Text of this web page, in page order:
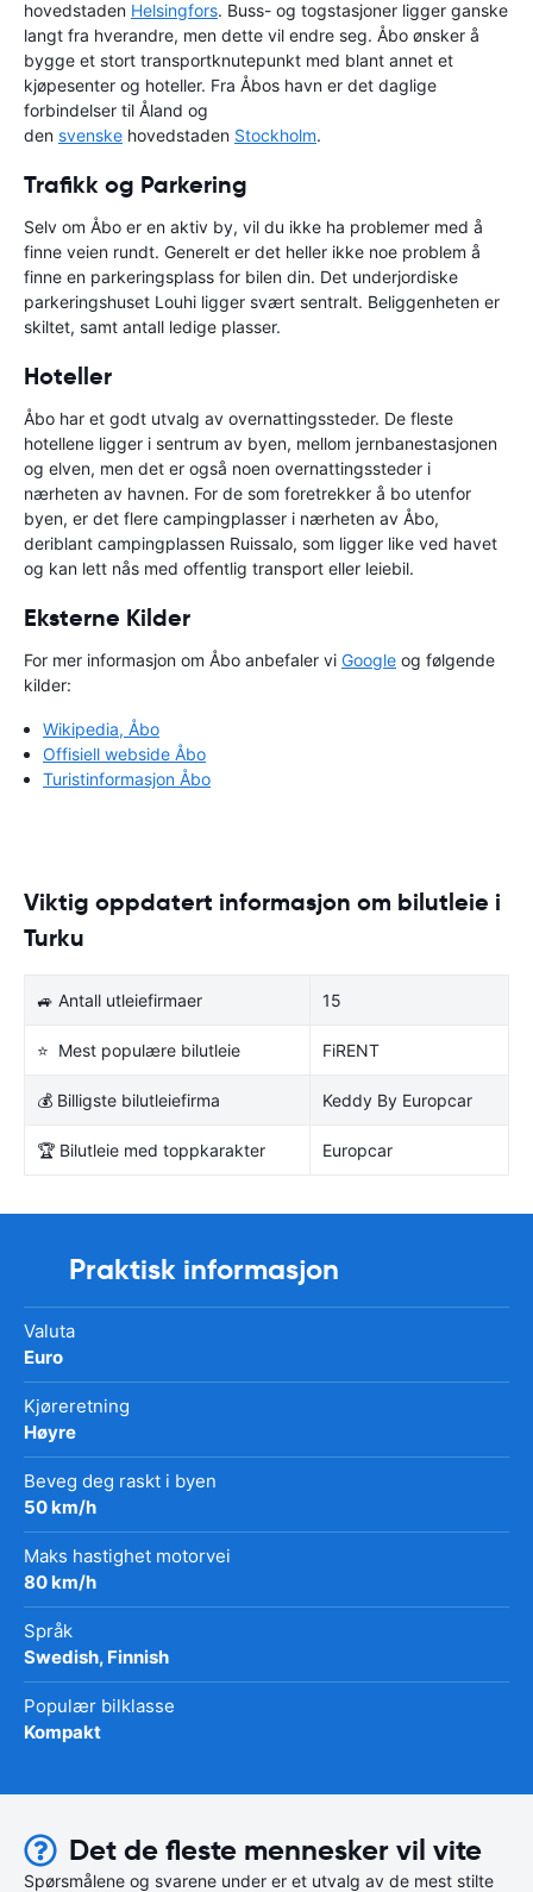
hovedstaden Helsingfors. Buss- og togstasjoner ligger ganske
langt fra hverandre, men dette vil endre seg. Åbo ønsker å
bygge et stort transportknutepunkt med blant annet et
kjøpesenter og hoteller. Fra Åbos havn er det daglige
forbindelser til Åland og
den svenske hovedstaden Stockholm.
Trafikk og Parkering
Selv om Åbo er en aktiv by, vil du ikke ha problemer med å
finne veien rundt. Generelt er det heller ikke noe problem å
finne en parkeringsplass for bilen din. Det underjordiske
parkeringshuset Louhi ligger svært sentralt. Beliggenheten er
skiltet, samt antall ledige plasser.
Hoteller
Åbo har et godt utvalg av overnattingssteder. De fleste
hotellene ligger i sentrum av byen, mellom jernbanestasjonen
og elven, men det er også noen overnattingssteder i
nærheten av havnen. For de som foretrekker å bo utenfor
byen, er det flere campingplasser i nærheten av Åbo,
deriblant campingplassen Ruissalo, som ligger like ved havet
og kan lett nås med offentlig transport eller leiebil.
Eksterne Kilder
For mer informasjon om Åbo anbefaler vi Google og følgende
kilder:
Wikipedia, Åbo
Offisiell webside Åbo
Turistinformasjon Åbo
Viktig oppdatert informasjon om bilutleie i
Turku
🚙 Antall utleiefirmaer 15
⭐ Mest populære bilutleie FiRENT
💰 Billigste bilutleiefirma Keddy By Europcar
🏆 Bilutleie med toppkarakter Europcar
Praktisk informasjon
Valuta
Euro
Kjøreretning
Høyre
Beveg deg raskt i byen
50 km/h
Maks hastighet motorvei
80 km/h
Språk
Swedish, Finnish
Populær bilklasse
Kompakt
Det de fleste mennesker vil vite
Spørsmålene og svarene under er et utvalg av de mest stilte